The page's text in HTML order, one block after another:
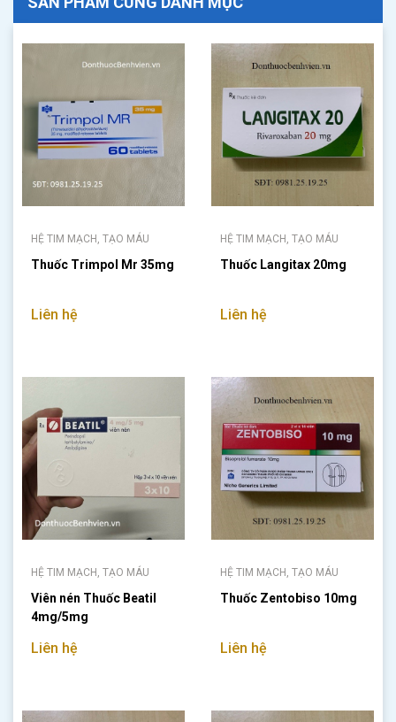
HỆ TIM MẠCH, TẠO MÁU
Thuốc Trimpol Mr 35mg
Liên hệ
HỆ TIM MẠCH, TẠO MÁU
Thuốc Langitax 20mg
Liên hệ
HỆ TIM MẠCH, TẠO MÁU
Viên nén Thuốc Beatil
4mg/5mg
Liên hệ
HỆ TIM MẠCH, TẠO MÁU
Thuốc Zentobiso 10mg
Liên hệ